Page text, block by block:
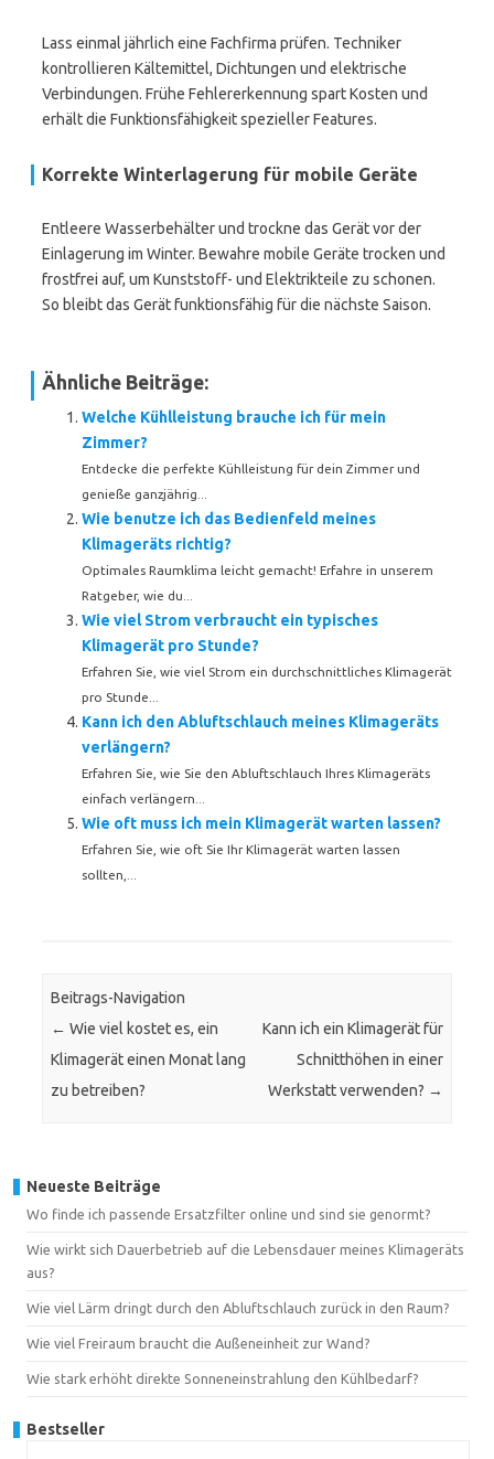
Lass einmal jährlich eine Fachfirma prüfen. Techniker
kontrollieren Kältemittel, Dichtungen und elektrische
Verbindungen. Frühe Fehlererkennung spart Kosten und
erhält die Funktionsfähigkeit spezieller Features.
Korrekte Winterlagerung für mobile Geräte
Entleere Wasserbehälter und trockne das Gerät vor der
Einlagerung im Winter. Bewahre mobile Geräte trocken und
frostfrei auf, um Kunststoff- und Elektrikteile zu schonen.
So bleibt das Gerät funktionsfähig für die nächste Saison.
Ähnliche Beiträge:
Welche Kühlleistung brauche ich für mein
Zimmer?
Entdecke die perfekte Kühlleistung für dein Zimmer und
genieße ganzjährig...
Wie benutze ich das Bedienfeld meines
Klimageräts richtig?
Optimales Raumklima leicht gemacht! Erfahre in unserem
Ratgeber, wie du...
Wie viel Strom verbraucht ein typisches
Klimagerät pro Stunde?
Erfahren Sie, wie viel Strom ein durchschnittliches Klimagerät
pro Stunde...
Kann ich den Abluftschlauch meines Klimageräts
verlängern?
Erfahren Sie, wie Sie den Abluftschlauch Ihres Klimageräts
einfach verlängern...
Wie oft muss ich mein Klimagerät warten lassen?
Erfahren Sie, wie oft Sie Ihr Klimagerät warten lassen
sollten,...
Beitrags-Navigation
← Wie viel kostet es, ein
Klimagerät einen Monat lang
zu betreiben?
Kann ich ein Klimagerät für
Schnitthöhen in einer
Werkstatt verwenden? →
Neueste Beiträge
Wo finde ich passende Ersatzfilter online und sind sie genormt?
Wie wirkt sich Dauerbetrieb auf die Lebensdauer meines Klimageräts
aus?
Wie viel Lärm dringt durch den Abluftschlauch zurück in den Raum?
Wie viel Freiraum braucht die Außeneinheit zur Wand?
Wie stark erhöht direkte Sonneneinstrahlung den Kühlbedarf?
Bestseller